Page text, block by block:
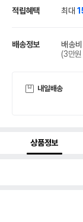
적립혜택 최대
배송정보 배송
(3만
내일배송
상품정보